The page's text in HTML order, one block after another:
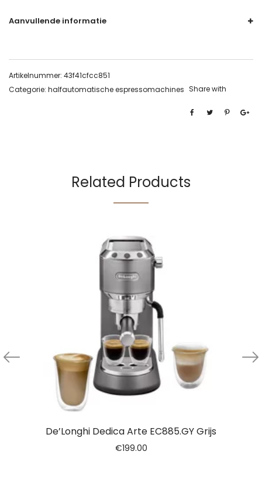
Aanvullende informatie
Artikelnummer: 43f41cfcc851
Categorie: halfautomatische espressomachines Share with
Related Products
De’Longhi Dedica Arte EC885.GY Grijs
€199.00